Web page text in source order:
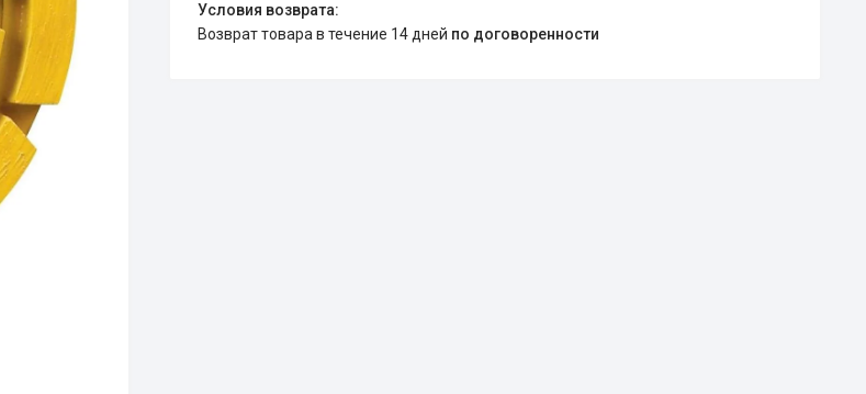
возврат товара в течение 14 дней по договоренности